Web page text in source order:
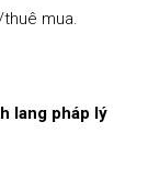
thuê mua.
lang pháp lý